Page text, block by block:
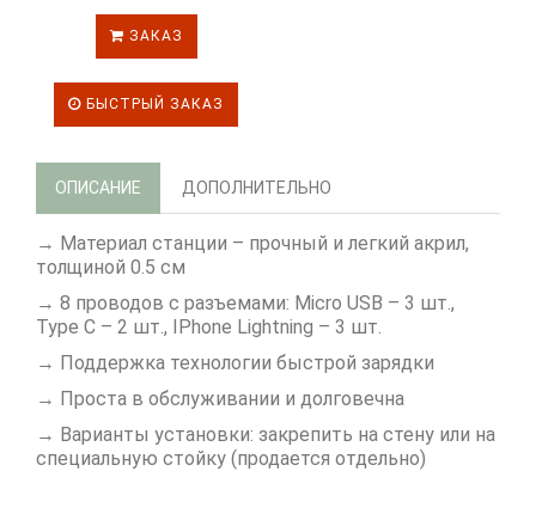
ЗАКАЗ
БЫСТРЫЙ ЗАКАЗ
ОПИСАНИЕ ДОПОЛНИТЕЛЬНО
→ Материал станции – прочный и легкий акрил,
толщиной 0.5 см
→ 8 проводов с разъемами: Micro USB – 3 шт.,
Type C – 2 шт., IPhone Lightning – 3 шт.
→ Поддержка технологии быстрой зарядки
→ Проста в обслуживании и долговечна
→ Варианты установки: закрепить на стену или на
специальную стойку (продается отдельно)